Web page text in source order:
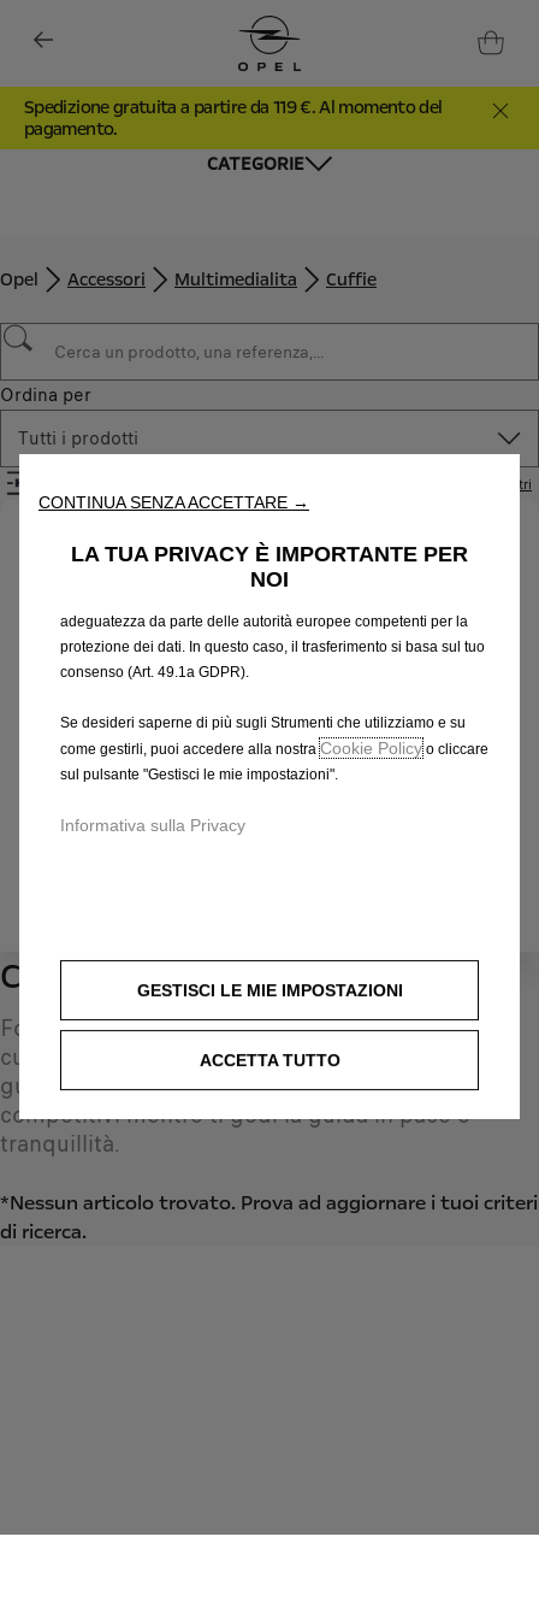
Spedizione gratuita a partire da 119 €. Al momento del
pagamento.
CATEGORIE
Opel Accessori Multimedialita Cuffie
Ordina per
Tutti i prodotti
Rimuovi i filtri
Identifica il tuo veicolo
le informazioni necessarie per visualizzare gli accessori
compatibili.
Numero targa
Modello
VIN
Cuffie
Fornisci ai tuoi passeggeri posteriori le nostre
cuffie in modo che possano ascoltare musica,
guardare film o partecipare a videogiochi
competitivi mentre ti godi la guida in pace e
tranquillità.
*Nessun articolo trovato. Prova ad aggiornare i tuoi criteri
di ricerca.
CONTINUA SENZA ACCETTARE →
LA TUA PRIVACY È IMPORTANTE PER
NOI
“Strumenti”) per assicurarci di offrirti la migliore esperienza sul
fondamentali come la sicurezza, la gestione della rete e
attraverso varie funzioni come il riconoscimento della lingua, i
offriamo. Il nostro sito web potrebbe utilizzare anche Strumenti di
te. Alcuni Strumenti potrebbero essere trattati da terze parti
situate in paesi al di fuori dello Spazio Economico Europeo (SEE)
adeguatezza da parte delle autorità europee competenti per la
protezione dei dati. In questo caso, il trasferimento si basa sul tuo
consenso (Art. 49.1a GDPR).
Se desideri saperne di più sugli Strumenti che utilizziamo e su
come gestirli, puoi accedere alla nostraCookie Policyo cliccare
sul pulsante "Gestisci le mie impostazioni".
Informativa sulla Privacy
GESTISCI LE MIE IMPOSTAZIONI
ACCETTA TUTTO